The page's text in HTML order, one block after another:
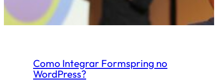
Como Integrar Formspring no
WordPress?